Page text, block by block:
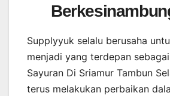
Supplyyuk selalu berusaha
menjadi yang terdepan
Sayuran Di Sriamur Tambun
terus melakukan perbaikan